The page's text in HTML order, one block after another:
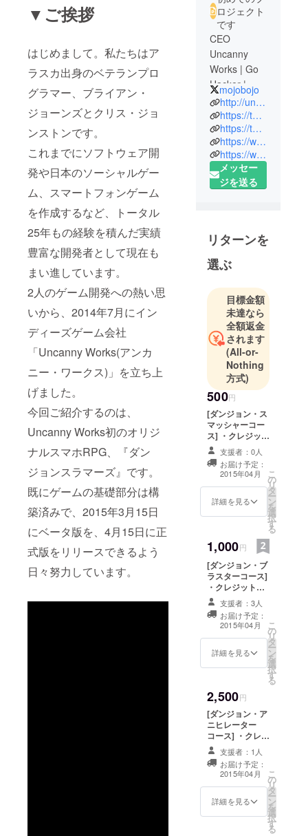
▼ご挨拶
はじめまして。私たちはア
ラスカ出身のベテランプロ
グラマー、ブライアン・
ジョーンズとクリス・ジョ
ンストンです。
これまでにソフトウェア開
発や日本のソーシャルゲー
ム、スマートフォンゲーム
を作成するなど、トータル
25年もの経験を積んだ実績
豊富な開発者として現在も
まい進しています。
2人のゲーム開発への熱い思
いから、2014年7月にイン
ディーズゲーム会社
「Uncanny Works(アンカ
ニー・ワークス)」を立ち上
げました。
今回ご紹介するのは、
Uncanny Works初のオリジ
ナルスマホRPG、『ダン
ジョンスラマーズ』です。
既にゲームの基礎部分は構
築済みで、2015年3月15日
にベータ版を、4月15日に正
式版をリリースできるよう
日々努力しています。
ロジェクト
です
CEO
Uncanny
Works | Go
Hacker |
ʕ╯◔ϖ◔ʔ╯︵
┻━┻
mojobojo
http://uncannyworks.com
https://twitter.com/uncannyworks
https://twitter.com/mojobojo
https://www.facebook.com/DungeonSlammers
https://www.facebook.com/pages/Uncanny-Works-LLC/804720946235665
メッセー
ジを送る
リターンを
選ぶ
目標金額
未達なら
全額返金
されます
(All-or-
Nothing
方式)
500円
[ダンジョン・ス
マッシャーコー
ス] ・クレジット
にお名前掲載 ・
ゲーム内で使え
る魔法石（1回）
支援者：0人
お届け予定：
2015年04月
詳細を見る
こ
の
リ
タ
ー
ン
を
選
択
す
る
1,000円
[ダンジョン・ブ
ラスターコース]
・クレジットに
お名前掲載 ・
ゲーム内で使え
る魔法石を毎月1
回（1年間） ・
BGM全6曲ダウ
ンロード可
支援者：3人
お届け予定：
2015年04月
詳細を見る
こ
の
リ
タ
ー
ン
を
選
択
す
る
2,500円
[ダンジョン・ア
ニヒレーター
コース] ・クレ
ジットにお名前
掲載 ・ゲーム内
で使える魔法石
を毎月1回（永
久） ・BGM全6
曲に加え、
ン全6曲もダウン
支援者：1人
お届け予定：
2015年04月
詳細を見る
こ
の
リ
タ
ー
ン
を
選
択
す
る